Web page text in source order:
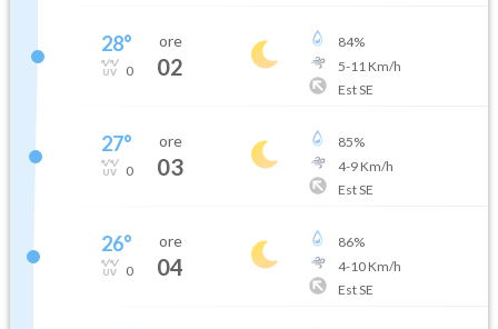
28°
0
ore
02
84%
5-11 Km/h
Est SE
27°
0
ore
03
85%
4-9Km/h
Est SE
26°
0
ore
04
86%
4-10Km/h
Est SE